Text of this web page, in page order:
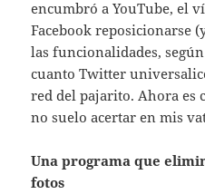
encumbró a YouTube, el
Facebook reposicionarse
las funcionalidades, según
cuanto Twitter
red del pajarito. Ahora es
no suelo acertar en mis
Una programa que
fotos